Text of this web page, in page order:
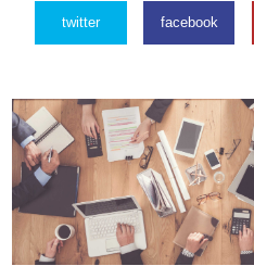
twitter facebook